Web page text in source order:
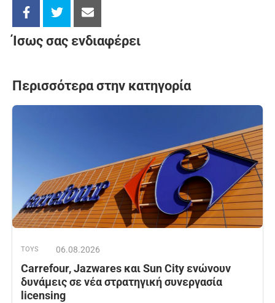
Ίσως σας ενδιαφέρει
Περισσότερα στην κατηγορία
TOYS 06.08.2026
Carrefour, Jazwares και Sun City ενώνουν
δυνάμεις σε νέα στρατηγική συνεργασία
licensing